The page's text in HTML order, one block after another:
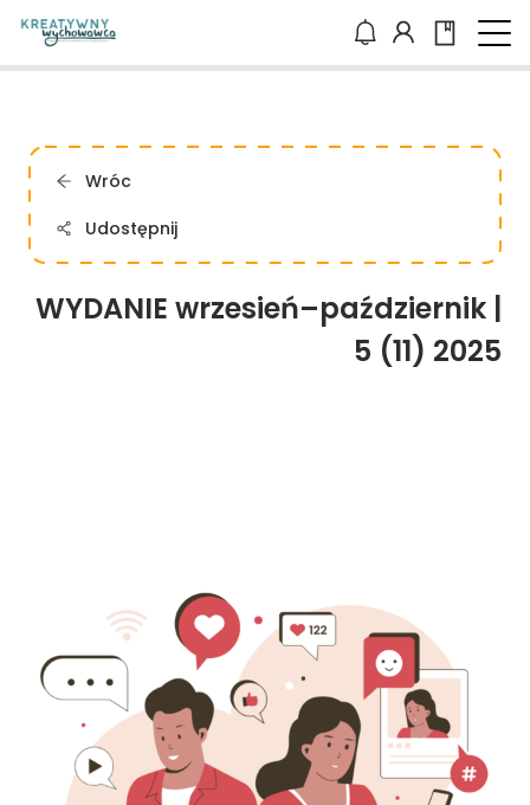
Wróc
Udostępnij
WYDANIE wrzesień–październik |
5 (11) 2025